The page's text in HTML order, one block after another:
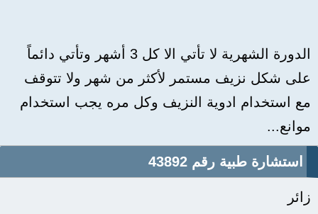
الدورة الشهرية لا تأتي الا كل 3 أشهر وتأتي دائماً
على شكل نزيف مستمر لأكثر من شهر ولا تتوقف
مع استخدام ادوية النزيف وكل مره يجب استخدام
موانع...
استشارة طبية رقم 43892
زائر